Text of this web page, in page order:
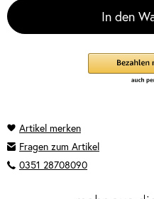
In den
Fragen zum Artikel
0351 28708090